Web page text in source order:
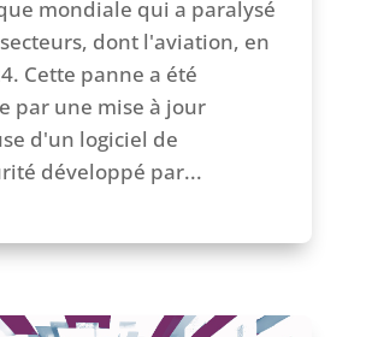
mondiale qui a paralysé
dont l'aviation, en
Cette panne a été
par une mise à jour
d'un logiciel de
développé par...